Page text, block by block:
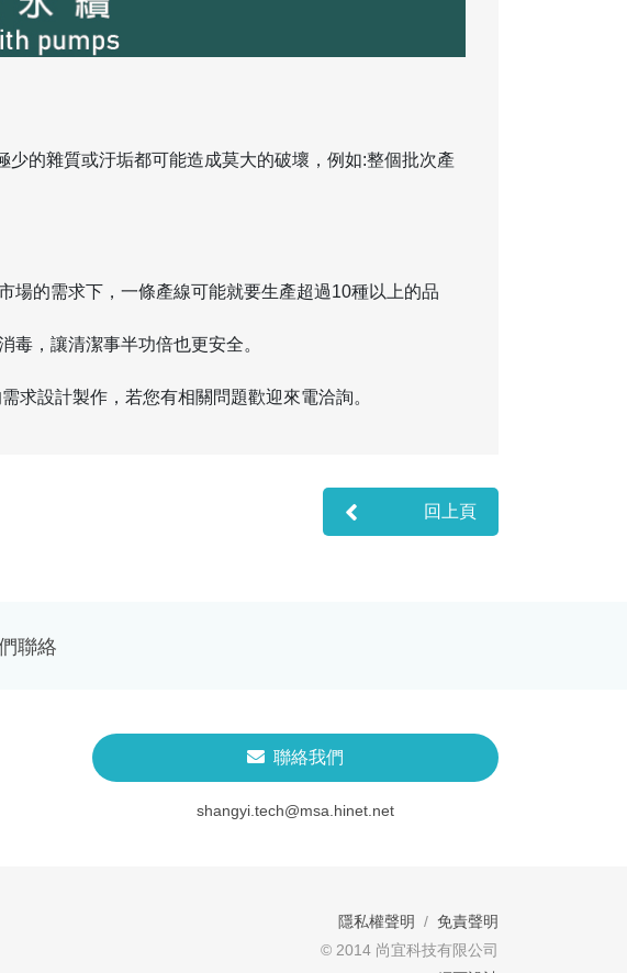
的雜質或汙垢都可能造成莫大的破壞，例如:整個批次產
場的需求下，一條產線可能就要生產超過10種以上的品
，讓清潔事半功倍也更安全。
求設計製作，若您有相關問題歡迎來電洽詢。
回上頁
聯絡
聯絡我們
shangyi.tech@msa.hinet.net
隱私權聲明 / 免責聲明
© 2014 尚宜科技有限公司